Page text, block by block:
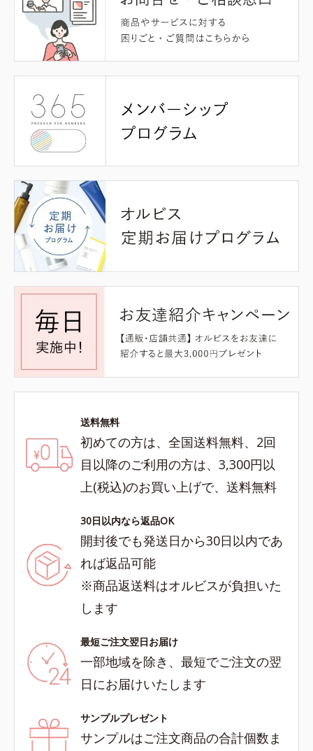
送料無料
初めての方は、全国送料無料、2回
目以降のご利用の方は、3,300円以
上(税込)のお買い上げで、送料無料
30日以内なら返品OK
開封後でも発送日から30日以内であ
れば返品可能
※商品返送料はオルビスが負担いた
します
最短ご注文翌日お届け
一部地域を除き、最短でご注文の翌
日にお届けいたします
サンプルプレゼント
サンプルはご注文商品の合計個数ま